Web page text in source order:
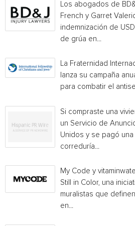
Los abogados de
French y Garret
indemnización de
de grúa en...
La Fraternidad
lanza su campaña
para combatir el
Si compraste una
un Servicio de
Unidos y se pagó
correduría...
My Code y
Still in Color, una
muralistas que
en...